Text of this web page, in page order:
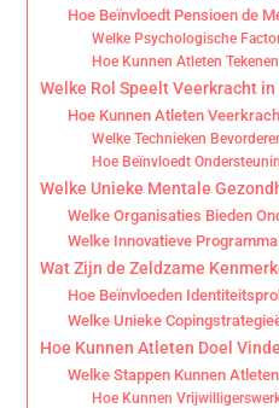
Hoe Beïnvloedt Pensioen de
Welke Psychologische
Hoe Kunnen Atleten
Welke Rol Speelt Veerkracht
Hoe Kunnen Atleten
Welke Technieken
Hoe Beïnvloedt
Welke Unieke Mentale
Welke Organisaties Bieden
Welke Innovatieve
Wat Zijn de Zeldzame
Hoe Beïnvloeden
Welke Unieke
Hoe Kunnen Atleten Doel
Welke Stappen Kunnen
Hoe Kunnen